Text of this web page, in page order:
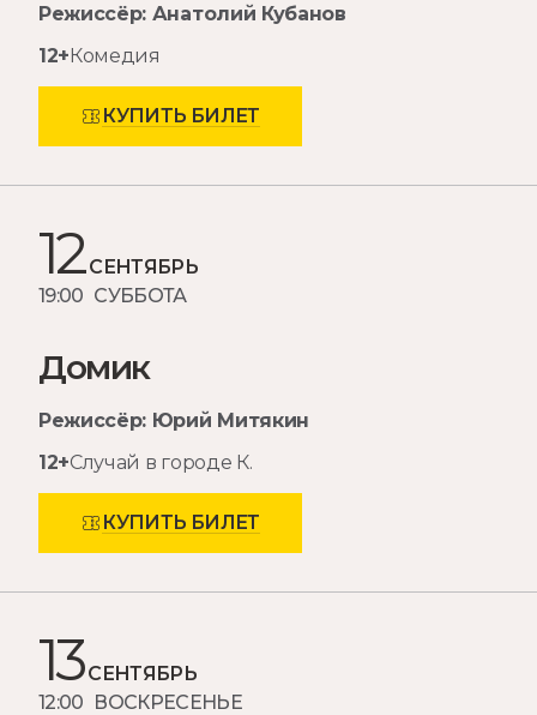
Режиссёр: Анатолий Кубанов
12+Комедия
КУПИТЬ БИЛЕТ
12 СЕНТЯБРЬ
19:00 СУББОТА
Домик
Режиссёр: Юрий Митякин
12+Случай в городе К.
КУПИТЬ БИЛЕТ
13 СЕНТЯБРЬ
12:00 ВОСКРЕСЕНЬЕ